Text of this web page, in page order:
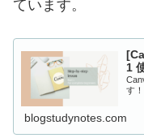
ています。
1
す！
blogstudynotes.com